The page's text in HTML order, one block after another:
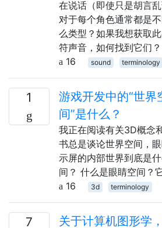
在说话（即使只是胡言
对于每个角色通常都是
么类型？如果我想获取
符声音，如何找到它们？
16
sound terminology
1
游戏开发中的“世界
间”是什么？
我正在阅读有关3D概念
书总是谈论世界空间，
示屏的内部世界到底是
间？ 什么是眼睛空间？
16
3d terminology
7
关于计算机图形学